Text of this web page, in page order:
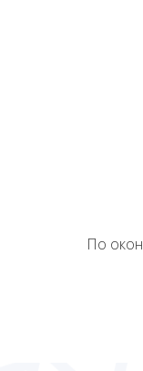
По